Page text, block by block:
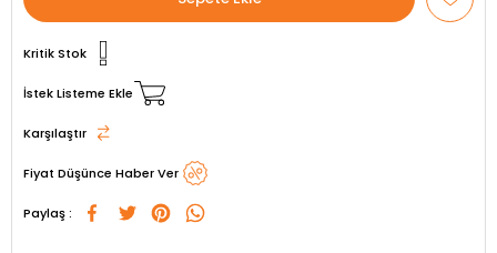
Kritik Stok
İstek Listeme Ekle
Karşılaştır
Fiyat Düşünce Haber Ver
Paylaş :